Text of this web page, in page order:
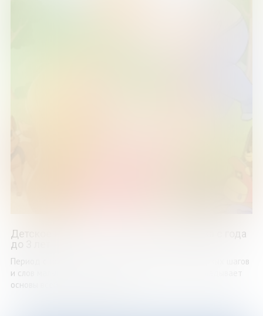
Детское время. Раннее развитие ребенка с года
до 3 лет
Период с года до 3 лет — это не просто время первых шагов
и слов малыша. Это важнейший этап, который закладывает
основы всей дальнейшей жизни ...